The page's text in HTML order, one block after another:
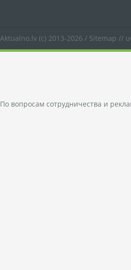
Aktualno.lv (c) 2013-2026 / Sitemap //
По вопросам сотрудничества и